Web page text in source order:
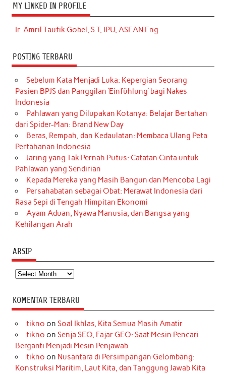
MY LINKED IN PROFILE
Ir. Amril Taufik Gobel, S.T, IPU, ASEAN Eng.
POSTING TERBARU
Sebelum Kata Menjadi Luka: Kepergian Seorang
Pasien BPJS dan Panggilan ‘Einfühlung’ bagi Nakes
Indonesia
Pahlawan yang Dilupakan Kotanya: Belajar Bertahan
dari Spider-Man: Brand New Day
Beras, Rempah, dan Kedaulatan: Membaca Ulang Peta
Pertahanan Indonesia
Jaring yang Tak Pernah Putus: Catatan Cinta untuk
Pahlawan yang Sendirian
Kepada Mereka yang Masih Bangun dan Mencoba Lagi
Persahabatan sebagai Obat: Merawat Indonesia dari
Rasa Sepi di Tengah Himpitan Ekonomi
Ayam Aduan, Nyawa Manusia, dan Bangsa yang
Kehilangan Arah
ARSIP
Arsip
KOMENTAR TERBARU
tikno on Soal Ikhlas, Kita Semua Masih Amatir
tikno on Senja SEO, Fajar GEO: Saat Mesin Pencari
Berganti Menjadi Mesin Penjawab
tikno on Nusantara di Persimpangan Gelombang:
Konstruksi Maritim, Laut Kita, dan Tanggung Jawab Kita